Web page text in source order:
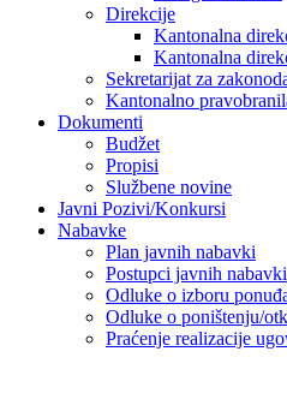
Direkcije
Kantonalna
Kantonalna
Sekretarijat za
Kantonalno
Dokumenti
Budžet
Propisi
Službene novine
Javni Pozivi/Konkursi
Nabavke
Plan javnih nabavki
Postupci javnih nabavki
Odluke o izboru
Odluke o poništenju/
Praćenje realizacije